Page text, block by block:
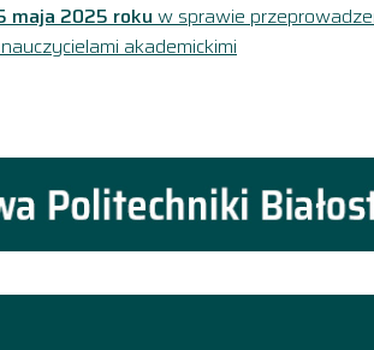
maja 2025 rokuw sprawie
akademickimi